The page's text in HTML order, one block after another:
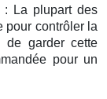
: La plupart des
pour contrôler la
de garder cette
pour un